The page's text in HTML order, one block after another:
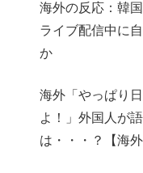
海外の反応：韓
ライブ配信中に
か
海外「やっぱり
よ！」外国人が
は・・・？【海外